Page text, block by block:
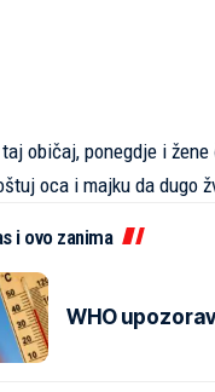
običaj, ponegdje i
oca i majku da dugo
i ovo zanima
WHO